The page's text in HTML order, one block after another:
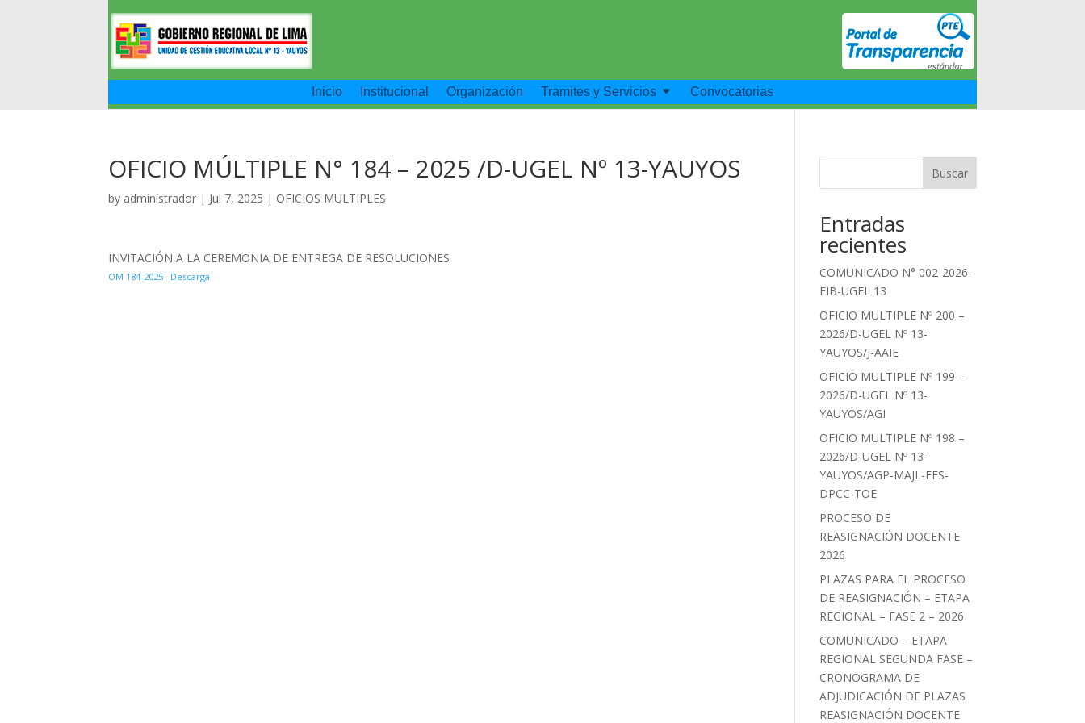
Inicio Institucional Organización Tramites y Servicios Convocatorias
OFICIO MÚLTIPLE N° 184 – 2025 /D-UGEL Nº 13-YAUYOS
by administrador | Jul 7, 2025 | OFICIOS MULTIPLES
INVITACIÓN A LA CEREMONIA DE ENTREGA DE RESOLUCIONES
OM 184-2025 Descarga
Buscar
Entradas
recientes
COMUNICADO N° 002-2026-
EIB-UGEL 13
OFICIO MULTIPLE Nº 200 –
2026/D-UGEL Nº 13-
YAUYOS/J-AAIE
OFICIO MULTIPLE Nº 199 –
2026/D-UGEL Nº 13-
YAUYOS/AGI
OFICIO MULTIPLE Nº 198 –
2026/D-UGEL Nº 13-
YAUYOS/AGP-MAJL-EES-
DPCC-TOE
PROCESO DE
REASIGNACIÓN DOCENTE
2026
PLAZAS PARA EL PROCESO
DE REASIGNACIÓN – ETAPA
REGIONAL – FASE 2 – 2026
COMUNICADO – ETAPA
REGIONAL SEGUNDA FASE –
CRONOGRAMA DE
ADJUDICACIÓN DE PLAZAS
REASIGNACIÓN DOCENTE